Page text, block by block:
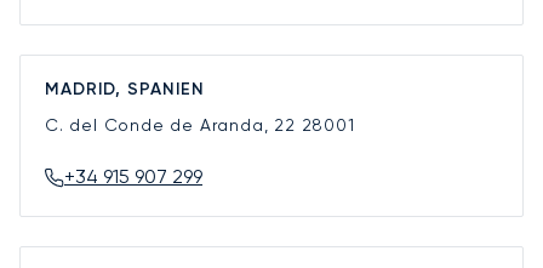
MADRID, SPANIEN
C. del Conde de Aranda, 22 28001
+34 915 907 299